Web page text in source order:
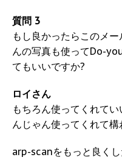
質問 3
もし良かったらこのメ
んの写真も使ってDo-
てもいいですか?
ロイさん
もちろん使ってくれて
んじゃん使ってくれて構
arp-scanをもっと良く